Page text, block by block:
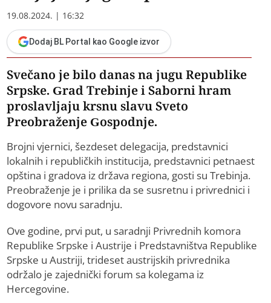
19.08.2024. | 16:32
Dodaj BL Portal kao Google izvor
Svečano je bilo danas na jugu Republike
Srpske. Grad Trebinje i Saborni hram
proslavljaju krsnu slavu Sveto
Preobraženje Gospodnje.
Brojni vjernici, šezdeset delegacija, predstavnici
lokalnih i republičkih institucija, predstavnici petnaest
opština i gradova iz država regiona, gosti su Trebinja.
Preobraženje je i prilika da se susretnu i privrednici i
dogovore novu saradnju.
Ove godine, prvi put, u saradnji Privrednih komora
Republike Srpske i Austrije i Predstavništva Republike
Srpske u Austriji, trideset austrijskih privrednika
održalo je zajednički forum sa kolegama iz
Hercegovine.